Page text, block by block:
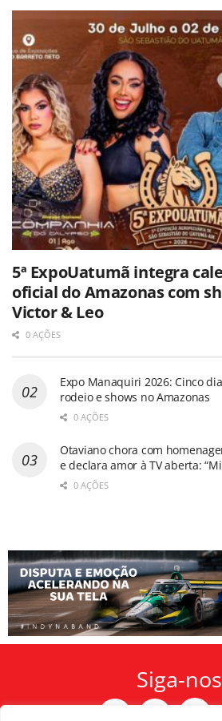
5ª ExpoUatumã integra
oficial do Amazonas com
Victor & Leo
0 AÇÕES
Expo Manaquiri 2026: Cinco
rodeio e shows no Amazonas
0 AÇÕES
Otaviano chora com
e declara amor à TV aberta:
0 AÇÕES
Siga-nos